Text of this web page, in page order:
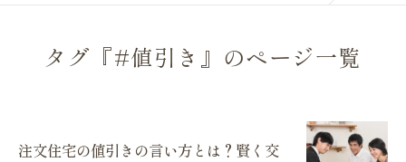
タグ『#値引き』のページ一覧
注文住宅の値引きの言い方とは？賢く交